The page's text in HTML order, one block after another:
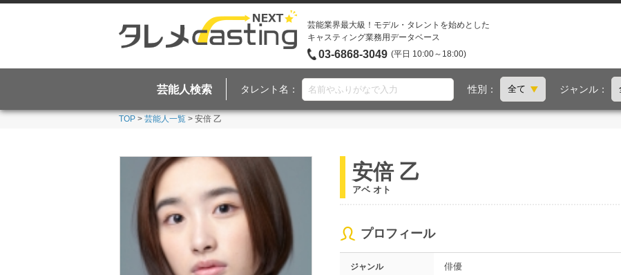
芸能業界最大級！モデル・タレントを始めとした
キャスティング業務用データベース
03-6868-3049 (平日 10:00～18:00)
芸能人検索 タレント名： 性別： ジャンル：
TOP > 芸能人一覧 > 安倍 乙
安倍 乙
アベ オト
プロフィール
ジャンル 俳優